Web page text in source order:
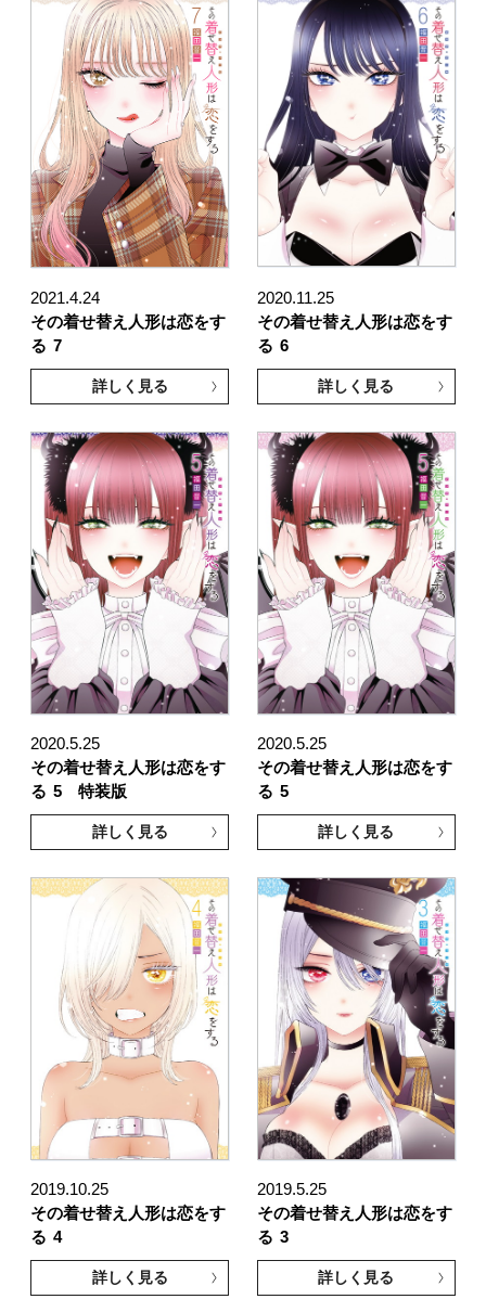
2021.4.24
その着せ替え人形は恋をす
る 7
詳しく見る
2020.11.25
その着せ替え人形は恋をす
る 6
詳しく見る
2020.5.25
その着せ替え人形は恋をす
る 5 特装版
詳しく見る
2020.5.25
その着せ替え人形は恋をす
る 5
詳しく見る
2019.10.25
その着せ替え人形は恋をす
る 4
詳しく見る
2019.5.25
その着せ替え人形は恋をす
る 3
詳しく見る